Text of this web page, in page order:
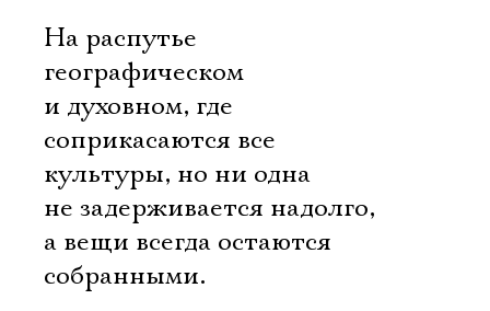
На распутье
географическом
и духовном, где
соприкасаются все
культуры, но ни одна
не задерживается надолго,
а вещи всегда остаются
собранными.